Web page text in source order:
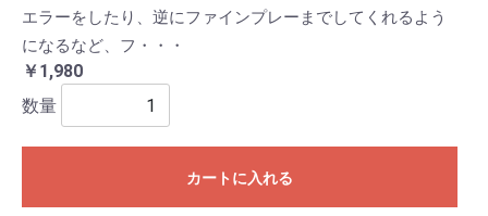
エラーをしたり、逆にファインプレーまでしてくれるよう
になるなど、フ・・・
￥1,980
数量
カートに入れる